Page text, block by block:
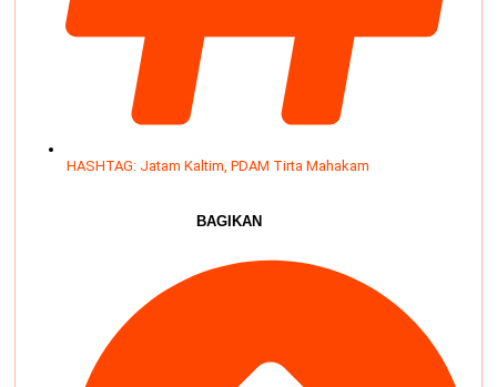
HASHTAG: Jatam Kaltim PDAM Tirta Mahakam
BAGIKAN